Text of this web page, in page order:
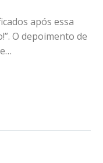
após essa
O depoimento de